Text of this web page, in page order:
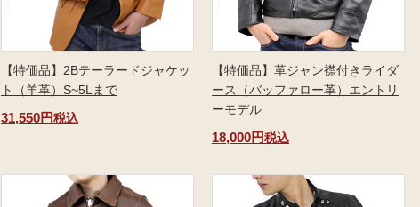
【特価品】2Bテーラードジャケッ
ト（羊革）S~5Lまで
31,550円税込
【特価品】革ジャン襟付きライダ
ース（バッファロー革）エントリ
ーモデル
18,000円税込